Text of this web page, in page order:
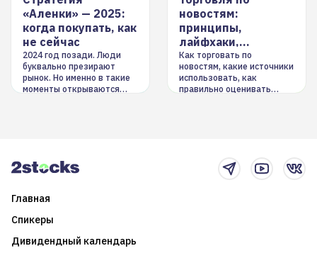
«Аленки» — 2025:
когда покупать, как
не сейчас
2024 год позади. Люди
буквально презирают
рынок. Но именно в такие
моменты открываются
новостям:
принципы,
лайфхаки,
инструменты
Как торговать по
новостям, какие источники
использовать, как
правильно оценивать
Главная
Спикеры
Дивидендный календарь